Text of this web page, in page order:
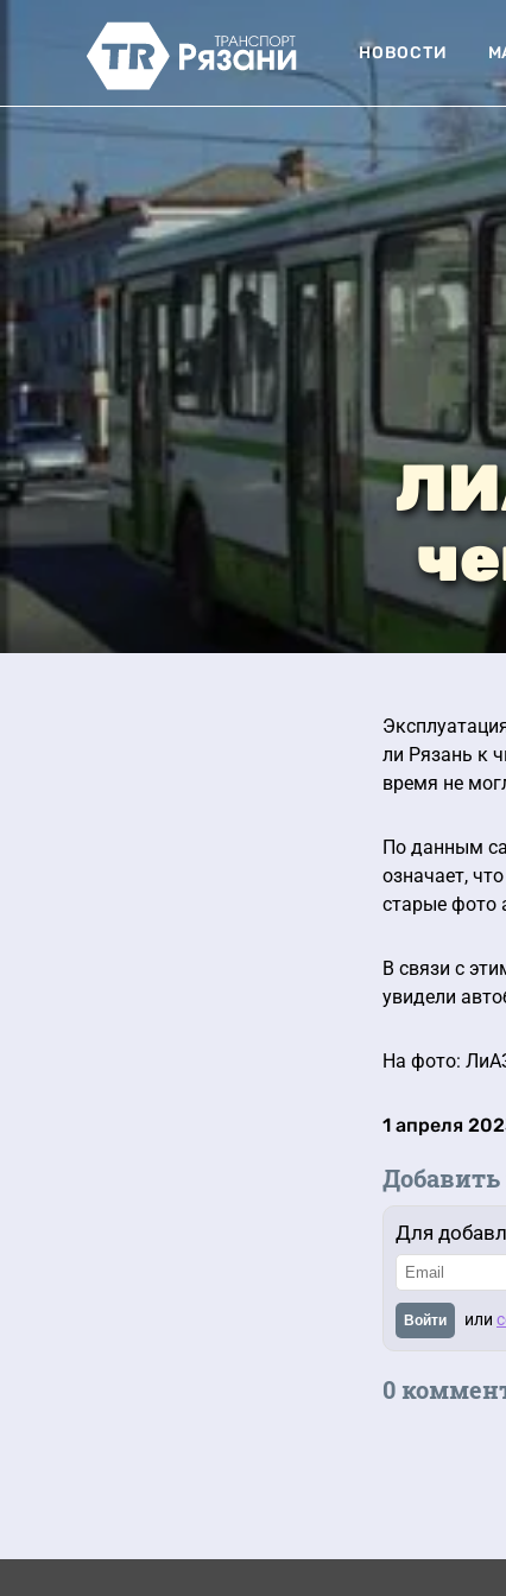
НОВОСТИ
ли Рязань к
время не
По данным
означает,
старые фото
В связи с
увидели
На фото:
1 апреля
Для
Войти или
0